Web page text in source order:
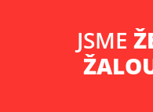
JSME